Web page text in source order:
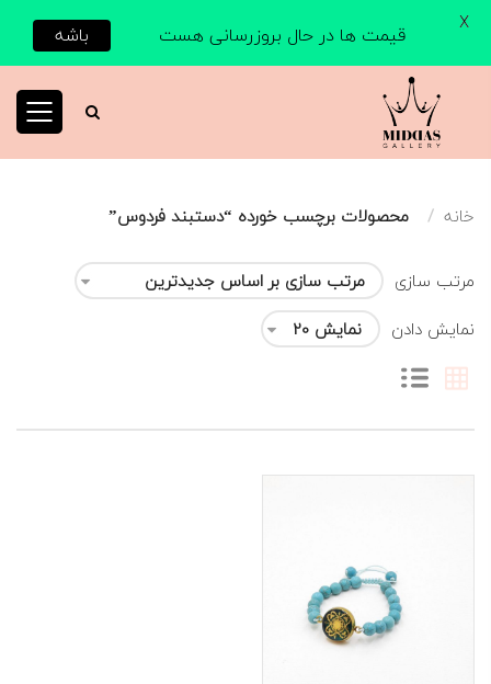
خانه محصولات برچسب خورده “دستبند فردوس”
مرتب سازی
نمایش دادن
قیمت ها در حال بروزرسانی هست باشه X